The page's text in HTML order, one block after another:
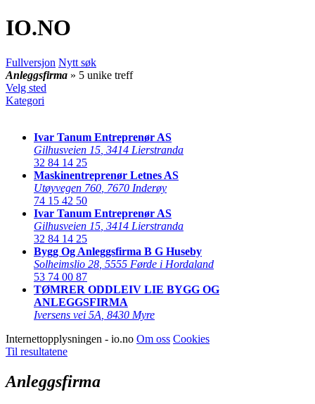
IO.NO
Fullversjon Nytt søk
Anleggsfirma » 5 unike treff
Velg sted
Kategori
Ivar Tanum Entreprenør AS
Gilhusveien 15 3414 Lierstranda
32 84 14 25
Maskinentreprenør Letnes AS
Utøyvegen 760 7670 Inderøy
74 15 42 50
Ivar Tanum Entreprenør AS
Gilhusveien 15 3414 Lierstranda
32 84 14 25
Bygg Og Anleggsfirma B G Huseby
Solheimslio 28 5555 Førde i Hordaland
53 74 00 87
TØMRER ODDLEIV LIE BYGG OG
ANLEGGSFIRMA
Iversens vei 5A 8430 Myre
Internettopplysningen - io.no Om oss Cookies
Til resultatene
Anleggsfirma